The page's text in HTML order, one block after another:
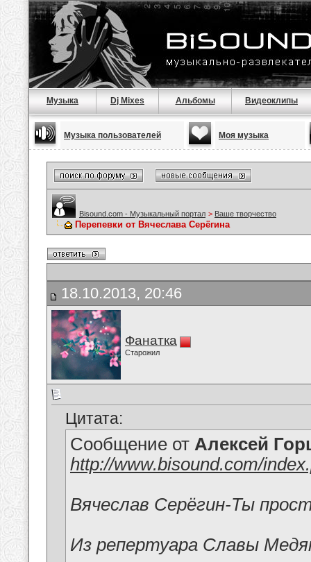
Музыка Dj Mixes Альбомы Видеоклипы
Музыка пользователей Моя музыка
Bisound.com - Музыкальный портал > Ваше творчество
Перепевки от Вячеслава Серёгина
18.10.2013, 20:46
Фанатка
Старожил
Цитата:
Сообщение от Алексей
http://www.bisound.com/
Вячеслав Серёгин-Ты
Из репертуара Славы